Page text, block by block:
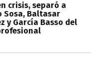
crisis, separó a
Sosa, Baltasar
y García Basso del